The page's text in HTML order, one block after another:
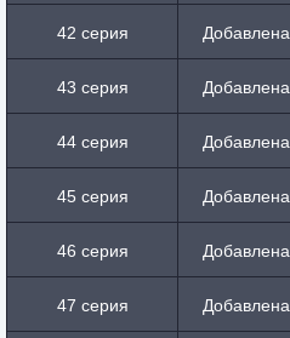
42 серия Добавлена
43 серия Добавлена
44 серия Добавлена
45 серия Добавлена
46 серия Добавлена
47 серия Добавлена